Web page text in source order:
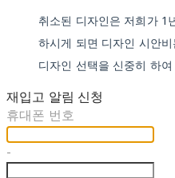
취소된 디자인은 저희가 1
하시게 되면 디자인 시안
디자인 선택을 신중히 하
재입고 알림 신청
휴대폰 번호
-